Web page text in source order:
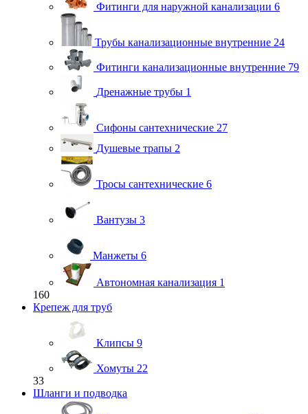
Фитинги для наружной канализации 6
Трубы канализационные внутренние 24
Фитинги канализационные внутренние 79
Дренажные трубы 1
Сифоны сантехнические 27
Душевые трапы 2
Тросы сантехнические 6
Вантузы 3
Манжеты 6
Автономная канализация 1
160
Крепеж для труб
Клипсы 9
Хомуты 22
33
Шланги и подводка